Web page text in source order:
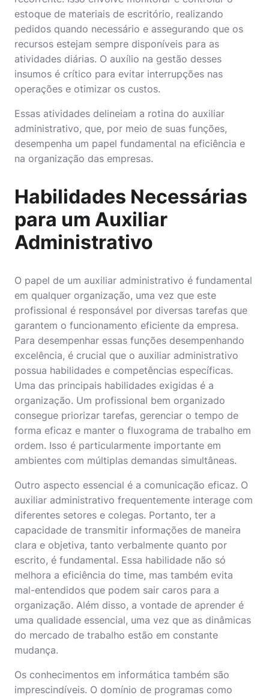
estoque de materiais de escritório, realizando
pedidos quando necessário e assegurando que os
recursos estejam sempre disponíveis para as
atividades diárias. O auxílio na gestão desses
insumos é crítico para evitar interrupções nas
operações e otimizar os custos.
Essas atividades delineiam a rotina do auxiliar
administrativo, que, por meio de suas funções,
desempenha um papel fundamental na eficiência e
na organização das empresas.
Habilidades Necessárias
para um Auxiliar
Administrativo
O papel de um auxiliar administrativo é fundamental
em qualquer organização, uma vez que este
profissional é responsável por diversas tarefas que
garantem o funcionamento eficiente da empresa.
Para desempenhar essas funções desempenhando
excelência, é crucial que o auxiliar administrativo
possua habilidades e competências específicas.
Uma das principais habilidades exigidas é a
organização. Um profissional bem organizado
consegue priorizar tarefas, gerenciar o tempo de
forma eficaz e manter o fluxograma de trabalho em
ordem. Isso é particularmente importante em
ambientes com múltiplas demandas simultâneas.
Outro aspecto essencial é a comunicação eficaz. O
auxiliar administrativo frequentemente interage com
diferentes setores e colegas. Portanto, ter a
capacidade de transmitir informações de maneira
clara e objetiva, tanto verbalmente quanto por
escrito, é fundamental. Essa habilidade não só
melhora a eficiência do time, mas também evita
mal-entendidos que podem sair caros para a
organização. Além disso, a vontade de aprender é
uma qualidade essencial, uma vez que as dinâmicas
do mercado de trabalho estão em constante
mudança.
Os conhecimentos em informática também são
imprescindíveis. O domínio de programas como